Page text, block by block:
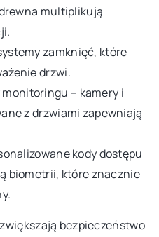
multiplikują
zamknięć, które
drzwi.
– kamery i
z drzwiami zapewniają
kody dostępu
biometrii, które znacznie
bezpieczeństwo